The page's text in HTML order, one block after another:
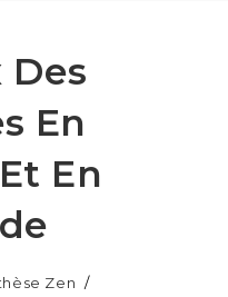
Des
En
En
Zen